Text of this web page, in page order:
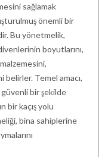
sağlamak
önemli bir
Bu yönetmelik,
boyutlarını,
Temel amacı,
güvenli bir şekilde
bir kaçış yolu
bina sahiplerine